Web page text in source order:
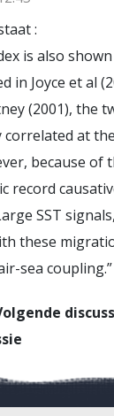
:
is also
in Joyce et al
(2001), the
correlated at
because of
record
SST
these
sea coupling.”